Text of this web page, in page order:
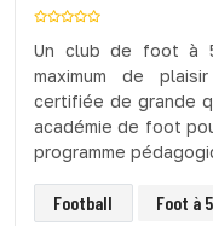
Un club de foot à
maximum de
certifiée de grande
académie de foot
programme
Football Foot à 5